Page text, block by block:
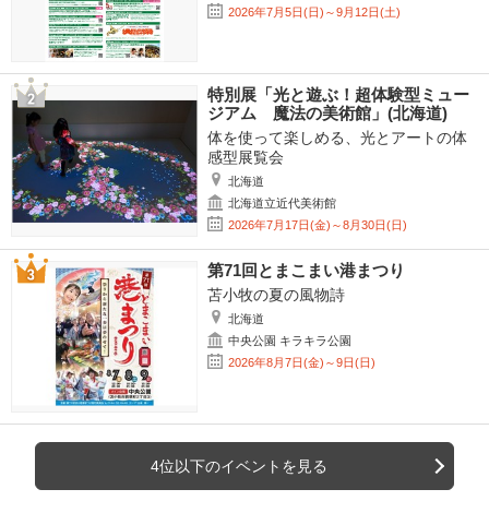
2026年7月5日(日)～9月12日(土)
特別展「光と遊ぶ！超体験型ミュー
ジアム 魔法の美術館」(北海道)
体を使って楽しめる、光とアートの体
感型展覧会
北海道
北海道立近代美術館
2026年7月17日(金)～8月30日(日)
第71回とまこまい港まつり
苫小牧の夏の風物詩
北海道
中央公園 キラキラ公園
2026年8月7日(金)～9日(日)
4位以下のイベントを見る